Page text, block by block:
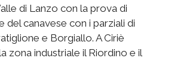
di Lanzo con la prova di
del canavese con i parziali di
e Borgiallo. A Ciriè
zona industriale il Riordino e il